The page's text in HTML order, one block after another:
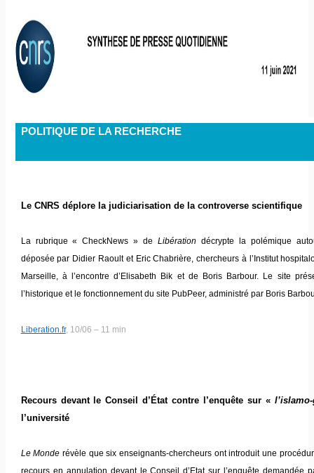
POLITIQUE DE LA RECHERCHE
Le CNRS déplore la judiciarisation de la controverse scientifique
La rubrique « CheckNews » deLibération décrypte la polémique
déposée par Didier Raoult et Eric Chabrière, chercheurs à l’Institut
Marseille, à l’encontre d’Elisabeth Bik et de Boris Barbour. Le site
l’historique et le fonctionnement du site PubPeer, administré par Boris
Liberation.fr, 10/06 – 11 min
Recours devant le Conseil d’État contre l’enquête sur «
l’université
Le Monde révèle que six enseignants-chercheurs ont introduit une